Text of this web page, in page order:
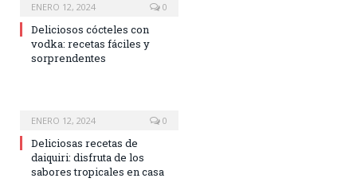
ENERO 12, 2024 0
Deliciosos cócteles con
vodka: recetas fáciles y
sorprendentes
ENERO 12, 2024 0
Deliciosas recetas de
daiquiri: disfruta de los
sabores tropicales en casa